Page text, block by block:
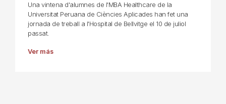
Una vintena d'alumnes de l'MBA Healthcare de la
Universitat Peruana de Ciències Aplicades han fet una
jornada de treball a l'Hospital de Bellvitge el 10 de juliol
passat.
Ver más